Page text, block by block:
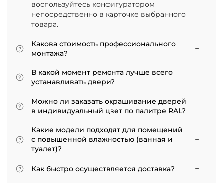
воспользуйтесь конфигуратором
непосредственно в карточке выбранного
товара.
Какова стоимость профессионального
монтажа?
Итоговая сумма зависит от типа отделки
двери и габаритов проема. Минимальная
цена за установку стандартной двери с
покрытием «экошпон» начинается от 5000
рублей.
В какой момент ремонта лучше всего
устанавливать двери?
Мы советуем приступать к монтажу после
того, как уложено напольное покрытие. В
противном случае из-за изменения уровня
пола полотно может не подойти по высоте, и
его придется подрезать. Оптимально ставить
двери по окончании всех отделочных работ.
лучше заранее подготовить все запилы, но
Можно ли заказать окрашивание дверей
в индивидуальный цвет по палитре RAL?
ассортименте представлены эмалированные
модели от разных фабрик
Какие модели подходят для помещений
с повышенной влажностью (ванная и
туалет)?
двери с покрытием из экошпона. На нашем
Как быстро осуществляется доставка?